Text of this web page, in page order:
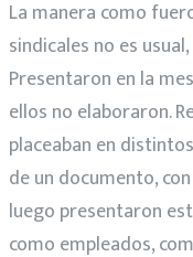
La manera como
sindicales no es
Presentaron en la
ellos no elaboraron.
placeaban en
de un documento,
luego presentaron
como empleados,